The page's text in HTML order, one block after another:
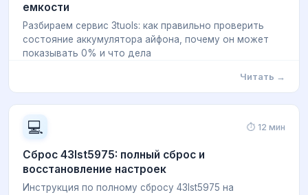
емкости
Разбираем сервис 3tuols: как правильно проверить
состояние аккумулятора айфона, почему он может
показывать 0% и что дела
Читать →
💻 ⏱ 12 мин
Сброс 43lst5975: полный сброс и
восстановление настроек
Инструкция по полному сбросу 43lst5975 на